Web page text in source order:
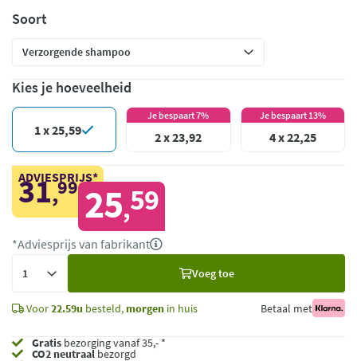
Soort
Kies je hoeveelheid
1 x 25,59
Je bespaart 7%
2 x 23,92
Je bespaart 13%
4 x 22,25
ADVIESPRIJS*
31,99 25,59
*Adviesprijs van fabrikant
Voeg toe
Voor22.59u besteld, morgen in huis Betaal met
Gratis bezorging vanaf 35,- *
CO2 neutraalbezorgd